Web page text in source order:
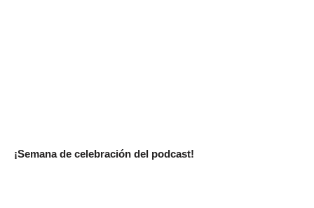
¡Semana de celebración del podcast!